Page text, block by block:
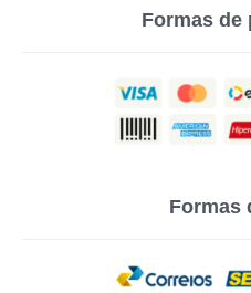
Formas de
Formas